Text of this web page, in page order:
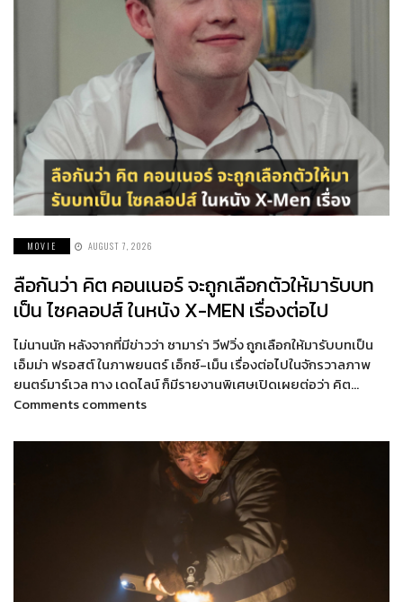
MOVIE AUGUST 7, 2026
ลือกันว่า คิต คอนเนอร์ จะถูกเลือกตัวให้มารับบท
เป็น ไซคลอปส์ ในหนัง X-MEN เรื่องต่อไป
ไม่นานนัก หลังจากที่มีข่าวว่า ซามาร่า วีฟวิ่ง ถูกเลือกให้มารับบทเป็น
เอ็มม่า ฟรอสต์ ในภาพยนตร์ เอ็กซ์-เม็น เรื่องต่อไปในจักรวาลภาพ
ยนตร์มาร์เวล ทาง เดดไลน์ ก็มีรายงานพิเศษเปิดเผยต่อว่า คิต…
Comments comments